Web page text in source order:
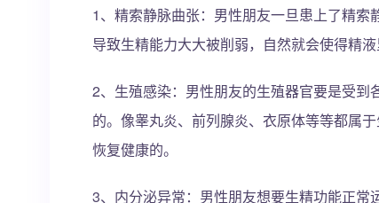
1、精索静脉曲张：男性朋友一旦患上了精
导致生精能力大大被削弱，自然就会使得精液
2、生殖感染：男性朋友的生殖器官要是受
的。像睾丸炎、前列腺炎、衣原体等等都属
恢复健康的。
3、内分泌异常：男性朋友想要生精功能正